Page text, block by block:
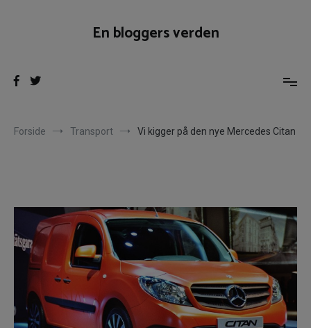
En bloggers verden
Forside Transport Vi kigger på den nye Mercedes Citan